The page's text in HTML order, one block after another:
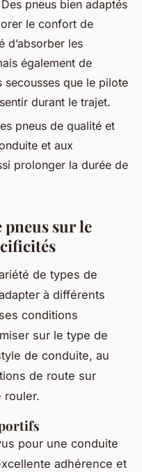
Des pneus bien adaptés
le confort de
d’absorber les
également de
secousses que le pilote
durant le trajet.
pneus de qualité et
et aux
prolonger la durée de
pneus sur le
de types de
à différents
conditions
sur le type de
de conduite, au
de route sur
rouler.
pour une conduite
adhérence et